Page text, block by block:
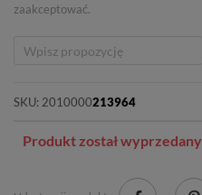
zaakceptować.
SKU: 2010000213964
Produkt został wyprzedany